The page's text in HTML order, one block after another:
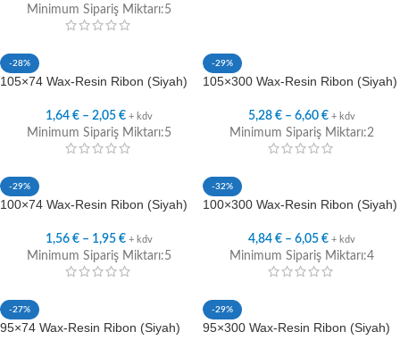
Minimum Sipariş Miktarı:5
-28%
105×74 Wax-Resin Ribon (Siyah)
1,64 € – 2,05 € + kdv
Minimum Sipariş Miktarı:5
-29%
105×300 Wax-Resin Ribon (Siyah)
5,28 € – 6,60 € + kdv
Minimum Sipariş Miktarı:2
-29%
100×74 Wax-Resin Ribon (Siyah)
1,56 € – 1,95 € + kdv
Minimum Sipariş Miktarı:5
-32%
100×300 Wax-Resin Ribon (Siyah)
4,84 € – 6,05 € + kdv
Minimum Sipariş Miktarı:4
-27%
95×74 Wax-Resin Ribon (Siyah)
-29%
95×300 Wax-Resin Ribon (Siyah)